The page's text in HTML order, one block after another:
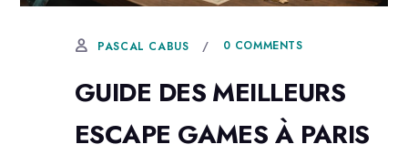
PASCAL CABUS 0 COMMENTS
GUIDE DES MEILLEURS
ESCAPE GAMES À PARIS